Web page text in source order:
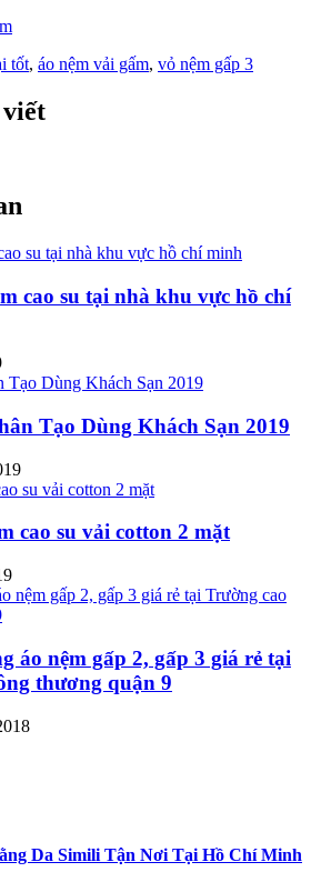
tốt, áo nệm vải gấm, vỏ nệm gấp 3
cao su tại nhà khu vực hồ chí
Tạo Dùng Khách Sạn 2019
cao su vải cotton 2 mặt
áo nệm gấp 2, gấp 3 giá rẻ tại
thương quận 9
Da Simili Tận Nơi Tại Hồ Chí Minh